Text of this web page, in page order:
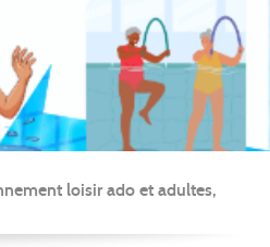
loisir ado et adultes,